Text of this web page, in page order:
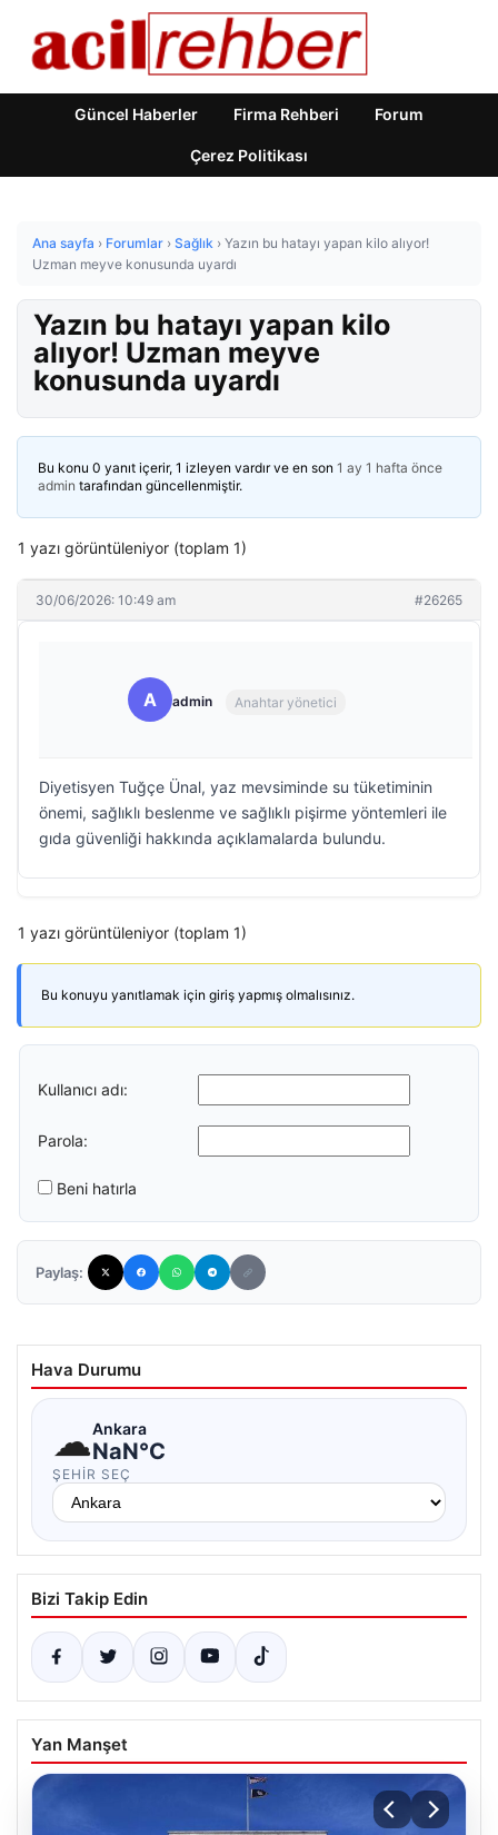
Güncel Haberler Firma Rehberi Forum
Çerez Politikası
Ana sayfa › Forumlar › Sağlık › Yazın bu hatayı yapan kilo alıyor!
Uzman meyve konusunda uyardı
Yazın bu hatayı yapan kilo
alıyor! Uzman meyve
konusunda uyardı
Bu konu 0 yanıt içerir, 1 izleyen vardır ve en son 1 ay 1 hafta önce
admin tarafından güncellenmiştir.
1 yazı görüntüleniyor (toplam 1)
30/06/2026: 10:49 am #26265
A admin Anahtar yönetici
Diyetisyen Tuğçe Ünal, yaz mevsiminde su tüketiminin
önemi, sağlıklı beslenme ve sağlıklı pişirme yöntemleri ile
gıda güvenliği hakkında açıklamalarda bulundu.
1 yazı görüntüleniyor (toplam 1)
Bu konuyu yanıtlamak için giriş yapmış olmalısınız.
Kullanıcı adı:
Parola:
Beni hatırla
Paylaş:
Hava Durumu
☁Ankara
NaN°C
ŞEHIR SEÇ
Bizi Takip Edin
Yan Manşet